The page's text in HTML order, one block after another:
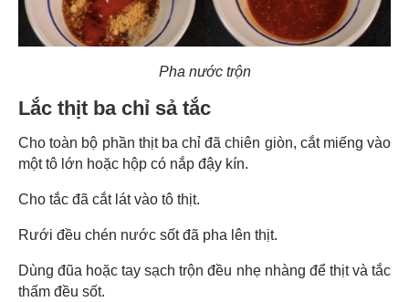
Pha nước trộn
Lắc thịt ba chỉ sả tắc
Cho toàn bộ phần thịt ba chỉ đã chiên giòn, cắt miếng vào
một tô lớn hoặc hộp có nắp đậy kín.
Cho tắc đã cắt lát vào tô thịt.
Rưới đều chén nước sốt đã pha lên thịt.
Dùng đũa hoặc tay sạch trộn đều nhẹ nhàng để thịt và tắc
thấm đều sốt.